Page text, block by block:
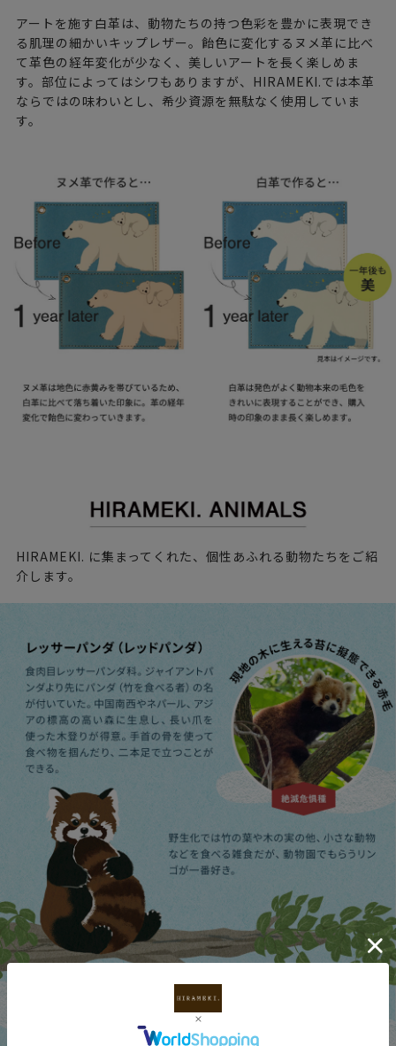
アートを施す白革は、動物たちの持つ色彩を豊かに表現でき
る肌理の細かいキップレザー。飴色に変化するヌメ革に比べ
て革色の経年変化が少なく、美しいアートを長く楽しめま
す。部位によってはシワもありますが、HIRAMEKI.では本革
ならではの味わいとし、希少資源を無駄なく使用していま
す。
HIRAMEKI. に集まってくれた、個性あふれる動物たちをご紹
介します。